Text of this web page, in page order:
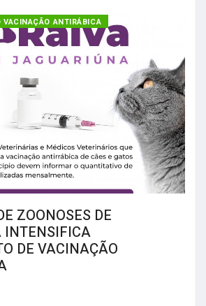
ANTIRÁBICA
ZOONOSES DE
INTENSIFICA
DE VACINAÇÃO